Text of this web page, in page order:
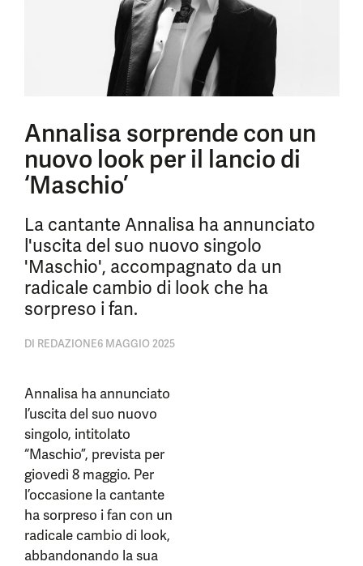
Annalisa sorprende con un
nuovo look per il lancio di
‘Maschio’
La cantante Annalisa ha annunciato
l'uscita del suo nuovo singolo
'Maschio', accompagnato da un
radicale cambio di look che ha
sorpreso i fan.
DI REDAZIONE6 MAGGIO 2025
Annalisa ha annunciato
l’uscita del suo nuovo
singolo, intitolato
“Maschio”, prevista per
giovedì 8 maggio. Per
l’occasione la cantante
ha sorpreso i fan con un
radicale cambio di look,
abbandonando la sua